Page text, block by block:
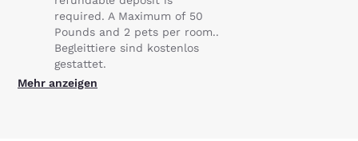
required. A Maximum of 50
Pounds and 2 pets per room..
Begleittiere sind kostenlos
gestattet.
Mehr anzeigen